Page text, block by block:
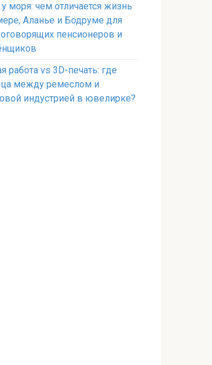
моря: чем отличается жизнь
Аланье и Бодруме для
пенсионеров и
работа vs 3D-печать: где
между ремеслом и
индустрией в ювелирке?